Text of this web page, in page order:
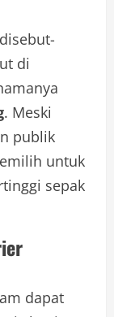
di
. Meski
publik
untuk
sepak
dapat